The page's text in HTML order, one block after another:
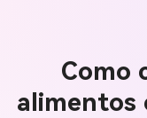
Como
alimentos